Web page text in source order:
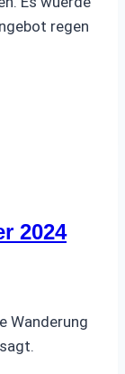
regen
2024
Wanderung